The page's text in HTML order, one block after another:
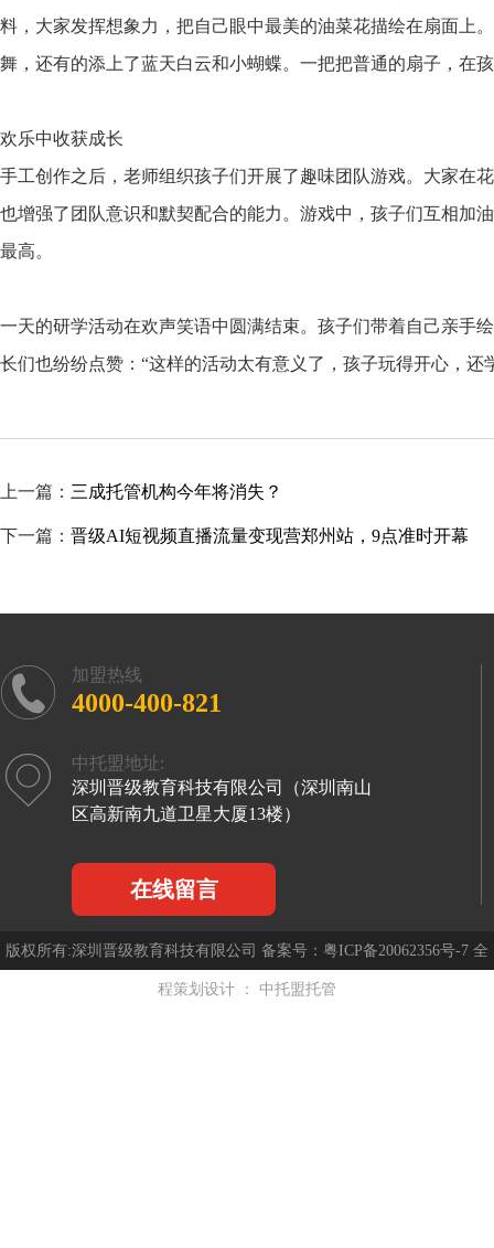
料，大家发挥想象力，把自己眼中最美的油菜花描绘在扇面上
舞，还有的添上了蓝天白云和小蝴蝶。一把把普通的扇子，在
欢乐中收获成长
手工创作之后，老师组织孩子们开展了趣味团队游戏。大家在
也增强了团队意识和默契配合的能力。游戏中，孩子们互相加
最高。
一天的研学活动在欢声笑语中圆满结束。孩子们带着自己亲手
长们也纷纷点赞：“这样的活动太有意义了，孩子玩得开心，还
上一篇： 三成托管机构今年将消失？
下一篇： 晋级AI短视频直播流量变现营郑州站，9点准时开幕
加盟热线
4000-400-821
中托盟地址:
深圳晋级教育科技有限公司（深圳南山
区高新南九道卫星大厦13楼）
在线留言
版权所有:深圳晋级教育科技有限公司 备案号： 粤ICP备20062356号-7 全
程策划设计 ： 中托盟托管